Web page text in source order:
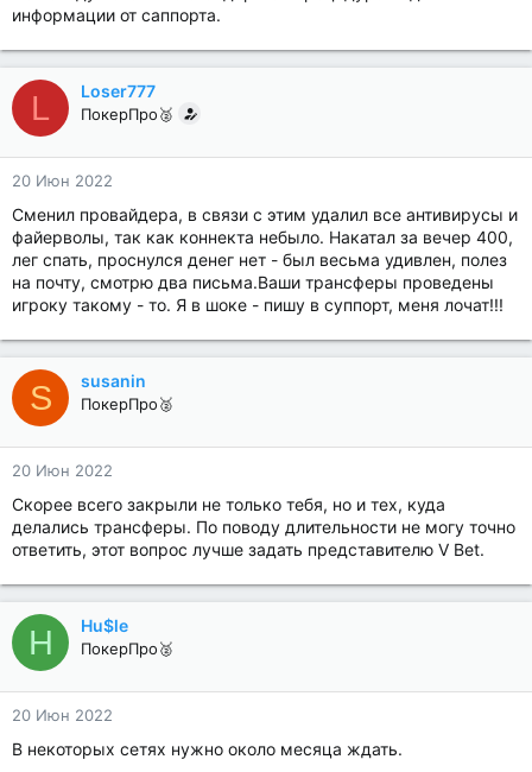
информации от саппорта.
L Loser777
ПокерПро🥈
20 Июн 2022
Сменил провайдера, в связи с этим удалил все антивирусы и
файерволы, так как коннекта небыло. Накатал за вечер 400,
лег спать, проснулся денег нет - был весьма удивлен, полез
на почту, смотрю два письма.Ваши трансферы проведены
игроку такому - то. Я в шоке - пишу в суппорт, меня лочат!!!
S susanin
ПокерПро🥈
20 Июн 2022
Скорее всего закрыли не только тебя, но и тех, куда
делались трансферы. По поводу длительности не могу точно
ответить, этот вопрос лучше задать представителю V Bet.
H Hu$le
ПокерПро🥈
20 Июн 2022
В некоторых сетях нужно около месяца ждать.